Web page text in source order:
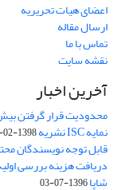
اعضای هیات تحریریه
ارسال مقاله
تماس با ما
نقشه سایت
آخرین اخبار
محدودیت قرار گرفتن بیش
نمایه ISC نشریه 1398-02-02
قابل توجه نویسندگان
دریافت هزینه بررسی
شاپا1396-07-03